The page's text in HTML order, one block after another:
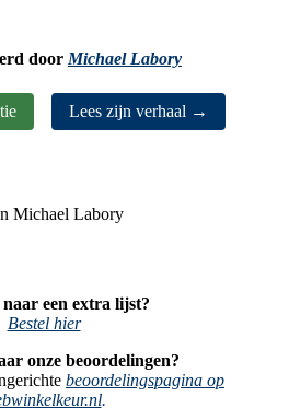
door Michael Labory
Lees zijn verhaal →
een extra lijst?
Bestel hier
onze beoordelingen?
beoordelingspagina op
.